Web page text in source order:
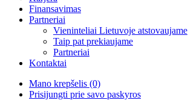
Finansavimas
Partneriai
Vieninteliai Lietuvoje atstovaujame
Taip pat prekiaujame
Partneriai
Kontaktai
Mano krepšelis (0)
Prisijungti prie savo paskyros